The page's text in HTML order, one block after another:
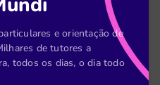
e orientação de
de tutores a
todos os dias, o dia todo